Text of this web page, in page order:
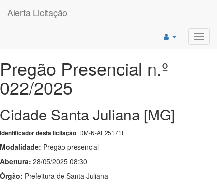
Alerta Licitação
Pregão Presencial n.º
022/2025
Cidade Santa Juliana [MG]
Identificador desta licitação: DM-N-AE25171F
Modalidade: Pregão presencial
Abertura: 28/05/2025 08:30
Órgão: Prefeitura de Santa Juliana